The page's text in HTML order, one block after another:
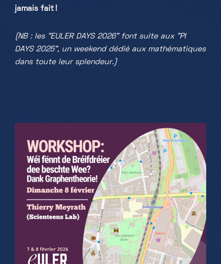
jamais fait !
(NB : les "EULER DAYS 2026" font suite aux "PI
DAYS 2025", un weekend dédié aux mathématiques
dans toute leur splendeur.)